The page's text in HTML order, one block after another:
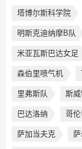
塔博尔斯科学院
明斯克迪纳摩B队
米亚瓦斯巴达女足
森伯里喷气机
里弗斯队 斯
巴达洛纳 哥伦
萨加当夫克